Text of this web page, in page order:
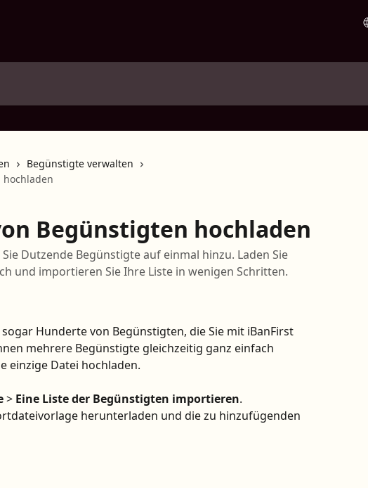
Begünstigte verwalten
Begünstigten hochladen
Dutzende Begünstigte auf einmal hinzu. Laden Sie
und importieren Sie Ihre Liste in wenigen Schritten.
Hunderte von Begünstigten, die Sie mit iBanFirst
mehrere Begünstigte gleichzeitig ganz einfach
einzige Datei hochladen.
> Eine Liste der Begünstigten importieren.
herunterladen und die zu hinzufügenden